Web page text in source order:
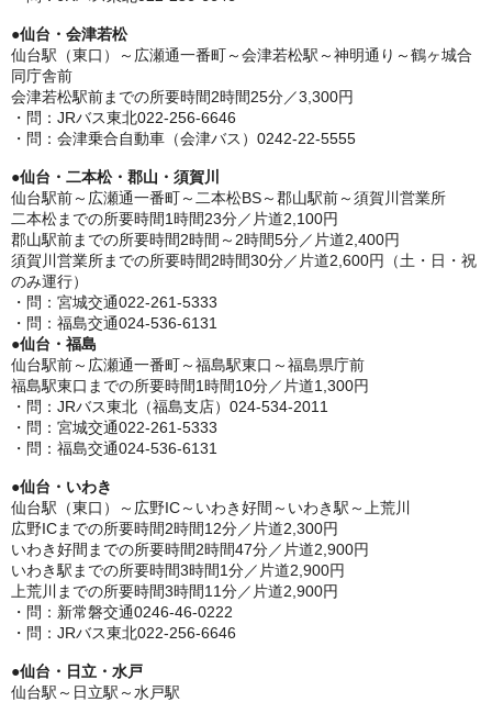
●仙台・会津若松
仙台駅（東口）～広瀬通一番町～会津若松駅～神明通り～鶴ヶ城合
同庁舎前
会津若松駅前までの所要時間2時間25分／3,300円
・問：JRバス東北022-256-6646
・問：会津乗合自動車（会津バス）0242-22-5555
●仙台・二本松・郡山・須賀川
仙台駅前～広瀬通一番町～二本松BS～郡山駅前～須賀川営業所
二本松までの所要時間1時間23分／片道2,100円
郡山駅前までの所要時間2時間～2時間5分／片道2,400円
須賀川営業所までの所要時間2時間30分／片道2,600円（土・日・祝
のみ運行）
・問：宮城交通022-261-5333
・問：福島交通024-536-6131
●仙台・福島
仙台駅前～広瀬通一番町～福島駅東口～福島県庁前
福島駅東口までの所要時間1時間10分／片道1,300円
・問：JRバス東北（福島支店）024-534-2011
・問：宮城交通022-261-5333
・問：福島交通024-536-6131
●仙台・いわき
仙台駅（東口）～広野IC～いわき好間～いわき駅～上荒川
広野ICまでの所要時間2時間12分／片道2,300円
いわき好間までの所要時間2時間47分／片道2,900円
いわき駅までの所要時間3時間1分／片道2,900円
上荒川までの所要時間3時間11分／片道2,900円
・問：新常磐交通0246-46-0222
・問：JRバス東北022-256-6646
●仙台・日立・水戸
仙台駅～日立駅～水戸駅